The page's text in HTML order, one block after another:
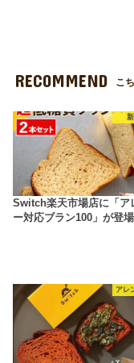
RECOMMEND こ
Switch楽天市場店に「ア
ー対応ブラン100」が登場
アレ